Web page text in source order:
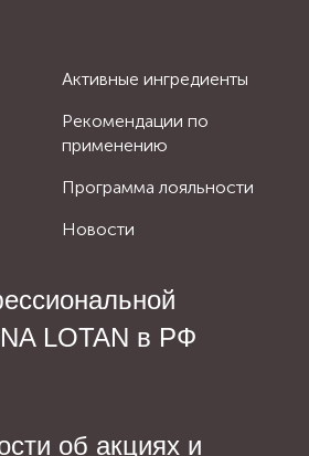
Активные ингредиенты
Рекомендации по
применению
Программа лояльности
Новости
LOTAN в РФ
об акциях и